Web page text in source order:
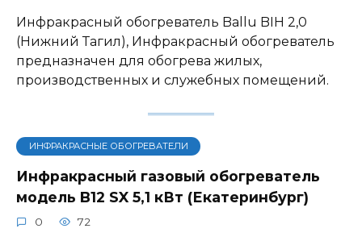
Инфракрасный обогреватель Ballu BIH 2,0
(Нижний Тагил), Инфракрасный обогреватель
предназначен для обогрева жилых,
производственных и служебных помещений.
ИНФРАКРАСНЫЕ ОБОГРЕВАТЕЛИ
Инфракрасный газовый обогреватель
модель B12 SX 5,1 кВт (Екатеринбург)
0 72